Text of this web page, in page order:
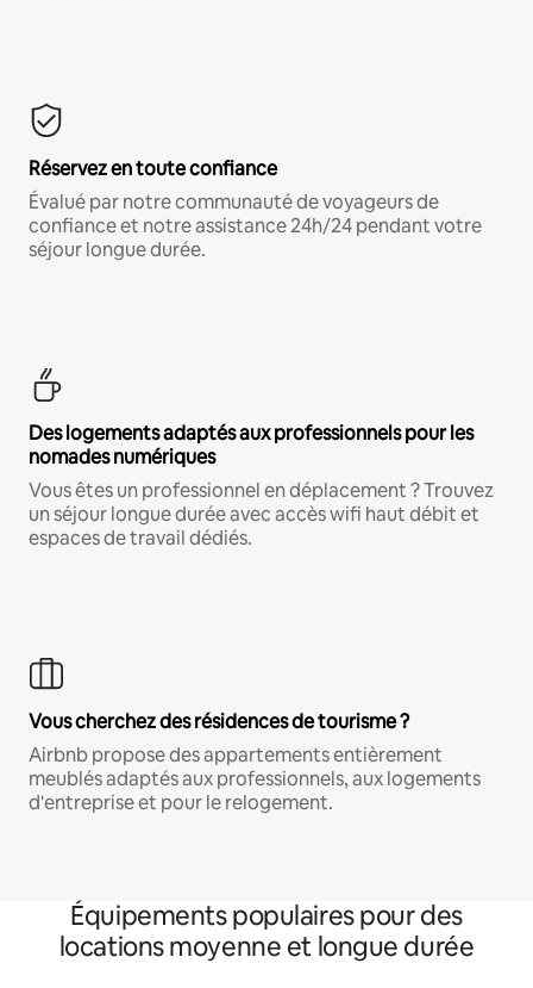
Réservez en toute confiance
Évalué par notre communauté de voyageurs de
confiance et notre assistance 24h/24 pendant votre
séjour longue durée.
Des logements adaptés aux professionnels pour les
nomades numériques
Vous êtes un professionnel en déplacement ? Trouvez
un séjour longue durée avec accès wifi haut débit et
espaces de travail dédiés.
Vous cherchez des résidences de tourisme ?
Airbnb propose des appartements entièrement
meublés adaptés aux professionnels, aux logements
d'entreprise et pour le relogement.
Équipements populaires pour des
locations moyenne et longue durée